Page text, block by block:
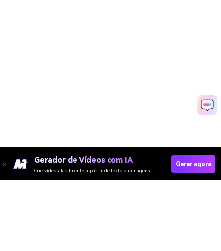
Gerador de Vídeos com IA
Crie vídeos facilmente a partir de texto ou imagens
Gerar agora